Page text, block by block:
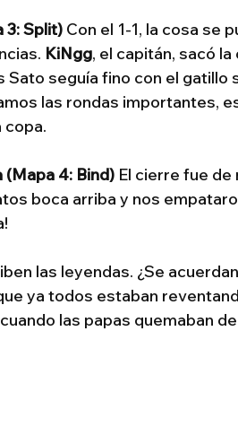
3: Split) Con el 1-1, la cosa se
KiNgg, el capitán, sacó
seguía fino con el gatillo
las rondas importantes,
copa.
(Mapa 4: Bind) El cierre fue de
boca arriba y nos
las leyendas. ¿Se
ya todos estaban
las papas quemaban